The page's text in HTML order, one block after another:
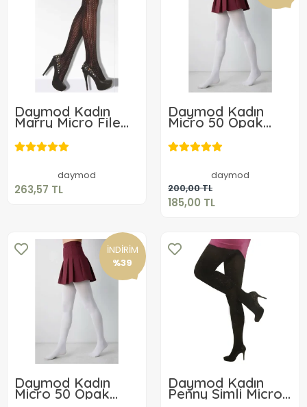
Daymod Kadın
Marry Micro File
Desenli Külotlu
Çorap
daymod
263,57 TL
263,57 TL
Daymod Kadın
Micro 50 Opak
Beyaz Çorap
Büyük Boy
daymod
200,00 TL
185,00 TL
185,00 TL
Sepete Ekle
İNDİRİM
%39
Daymod Kadın
Micro 50 Opak
Daymod Kadın
Penny Simli Micro